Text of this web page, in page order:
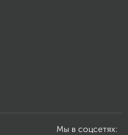
Мы в соцсетях: